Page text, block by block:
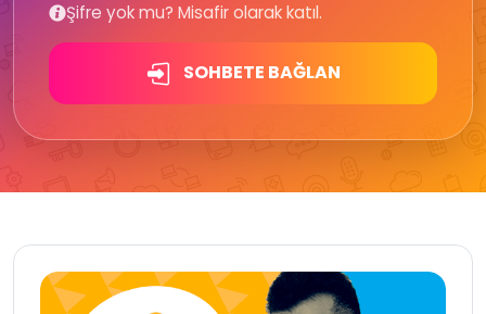
Şifre yok mu? Misafir olarak katıl.
SOHBETE BAĞLAN